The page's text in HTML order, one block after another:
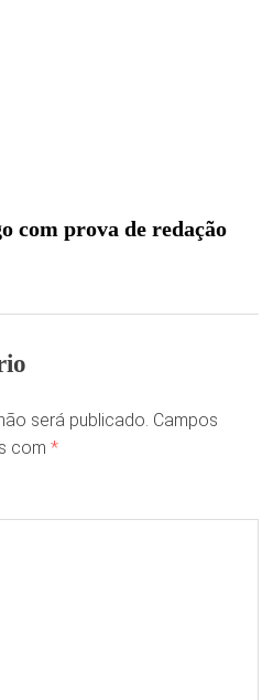
com prova de redação
será publicado. Campos
com *